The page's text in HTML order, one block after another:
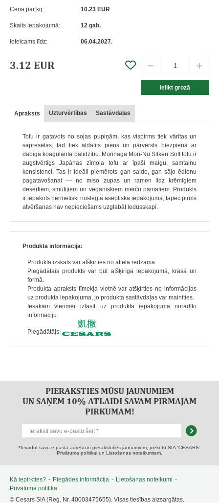
Cena par kg: 10.23 EUR
Skaits iepakojumā: 12 gab.
Ieteicams līdz: 06.04.2027.
3.12 EUR
Apraksts Uzturvērtības Sastāvdaļas
Tofu ir gatavots no sojas pupiņām, kas vispirms tiek vārītas un
sapresētas, tad tiek atdalīts piens un pārvērsts biezpienā ar
dabīga koagulanta palīdzību. Morinaga Mori-Nu Silken Soft tofu ir
augstvērtīgs Japānas zīmola tofu ar īpaši maigu, samtainu
konsistenci. Tas ir ideāli piemērots gan saldo, gan sāļo ēdienu
pagatavošanai — no miso zupas un ramen līdz krēmīgiem
desertiem, smūtijiem un vegāniskiem mērču pamatiem. Produkts
ir iepakots hermētiski noslēgtā aseptiskā iepakojumā, tāpēc pirms
atvēršanas nav nepieciešams uzglabāt ledusskapī.
Produkta informācija:
Produkta izskats var atšķirties no attēlā redzamā.
Piegādātais produkts var būt atšķirīgā iepakojumā, krāsā un
formā.
Produkta apraksts tīmekļa vietnē var atšķirties no informācijas
uz produkta iepakojuma, jo produkta sastāvdaļas var mainīties.
Iesakām vienmēr izlasīt uz produkta iepakojuma norādīto
informāciju.
Piegādātājs:
PIERAKSTIES MŪSU JAUNUMIEM
UN SAŅEM 10% ATLAIDI SAVAM PIRMAJAM
PIRKUMAM!
*Ievadot savu e-pasta adresi un pierakstoties jaunumiem, piekrītu SIA “CESARS”
Privātuma politikai un Lietošanas noteikumiem.
Kā iepirkties? - Piegādes informācija - Lietošanas noteikumi -
Privātuma politika
© Cesars SIA (Reģ. Nr. 40003475655). Visas tiesības aizsargātas.